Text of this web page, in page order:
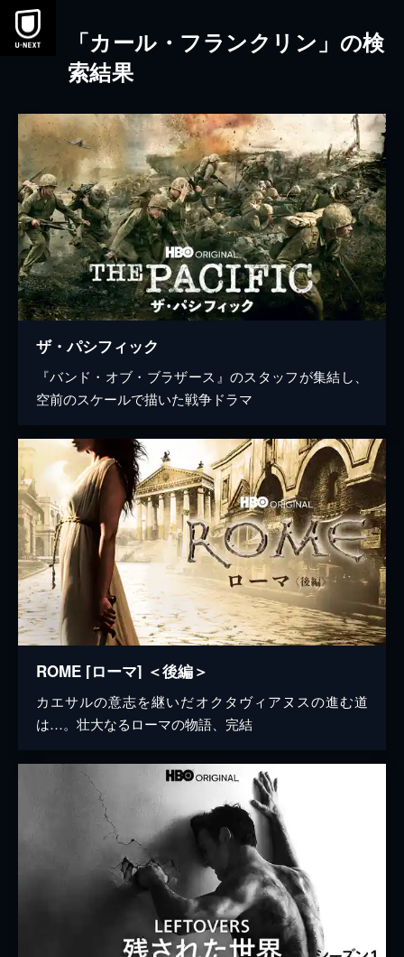
本文へスキップ
「カール・フランクリン」の検
索結果
ザ・パシフィック
『バンド・オブ・ブラザース』のスタッフが集結し、
空前のスケールで描いた戦争ドラマ
ROME [ローマ] ＜後編＞
カエサルの意志を継いだオクタヴィアヌスの進む道
は…。壮大なるローマの物語、完結